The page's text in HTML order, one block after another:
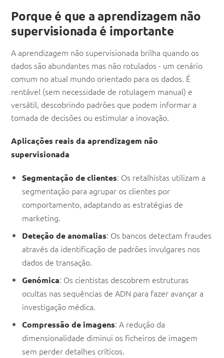
Porque é que a aprendizagem não
supervisionada é importante
A aprendizagem não supervisionada brilha quando os
dados são abundantes mas não rotulados - um cenário
comum no atual mundo orientado para os dados. É
rentável (sem necessidade de rotulagem manual) e
versátil, descobrindo padrões que podem informar a
tomada de decisões ou estimular a inovação.
Aplicações reais da aprendizagem não
supervisionada
Segmentação de clientes: Os retalhistas utilizam a
segmentação para agrupar os clientes por
comportamento, adaptando as estratégias de
marketing.
Deteção de anomalias: Os bancos detectam fraudes
através da identificação de padrões invulgares nos
dados de transação.
Genómica: Os cientistas descobrem estruturas
ocultas nas sequências de ADN para fazer avançar a
investigação médica.
Compressão de imagens: A redução da
dimensionalidade diminui os ficheiros de imagem
sem perder detalhes críticos.